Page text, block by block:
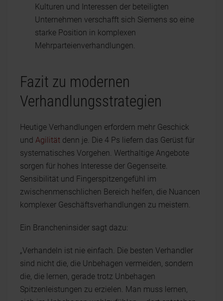
Kulturen und Interessen der beteiligten
Unternehmen verschafft sich Siemens so eine
starke Position in komplexen
Mehrparteienverhandlungen.
Fazit zu modernen
Verhandlungsstrategien
Heutige Verhandlungen erfordern mehr Geschick
und Agilität denn je. Die 4 Ps liefern das Gerüst für
systematisches Vorgehen. Werthaltige Angebote
sorgen für hohes Interesse der Gegenseite.
Sensibilität und Fingerspitzengefühl im
zwischenmenschlichen Bereich helfen, die Nuancen
komplexer Geschäftsverhandlungen zu meistern.
Ein Brancheninsider sagt dazu:
„Verhandeln ist nie einfach. Die besten Verhandler
sind nicht die, die Unbehagen vermeiden, sondern
die, die lernen, gerade trotz Unbehagen
Spitzenleistungen zu erzielen. Man muss lernen,